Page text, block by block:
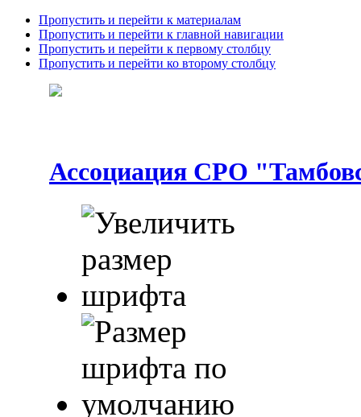
Пропустить и перейти к материалам
Пропустить и перейти к главной навигации
Пропустить и перейти к первому столбцу
Пропустить и перейти ко второму столбцу
Ассоциация СРО